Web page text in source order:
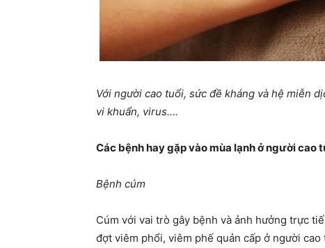
Với người cao tuổi, sức đề kháng và hệ miễn
vi khuẩn, virus….
Các bệnh hay gặp vào mùa lạnh ở người cao
Bệnh cúm
Cúm với vai trò gây bệnh và ảnh hưởng trực
đợt viêm phổi, viêm phế quản cấp ở người